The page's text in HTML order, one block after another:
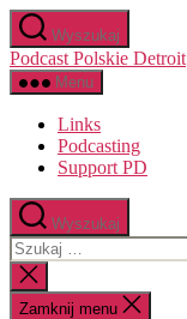
Przejdź
do
treści
Wyszukaj
Podcast Polskie Detroit
Menu
Links
Podcasting
Support PD
Wyszukaj
Szukaj:
Zamknij
wyszukiwanie
Zamknij menu